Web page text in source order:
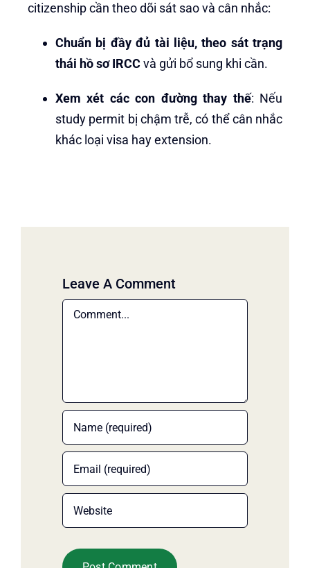
citizenship cần theo dõi sát sao và cân nhắc:
Chuẩn bị đầy đủ tài liệu, theo sát trạng
thái hồ sơ IRCCvà gửi bổ sung khi cần.
Xem xét các con đường thay thế: Nếu
study permit bị chậm trễ, có thể cân nhắc
khác loại visa hay extension.
Leave A Comment
Comment